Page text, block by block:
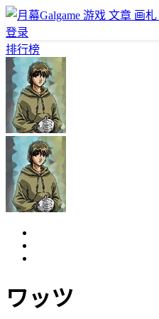
游戏 文章 画札
登录
排行榜
ワッツ